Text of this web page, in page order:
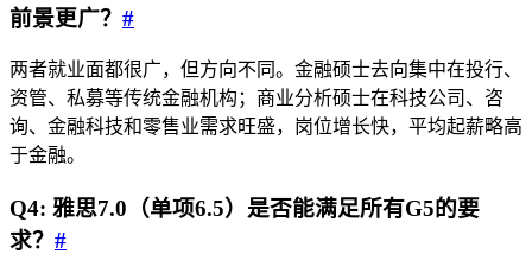
前景更广？ #
两者就业面都很广，但方向不同。金融硕士去向集中在投行、
资管、私募等传统金融机构；商业分析硕士在科技公司、咨
询、金融科技和零售业需求旺盛，岗位增长快，平均起薪略高
于金融。
Q4: 雅思7.0（单项6.5）是否能满足所有G5的要
求？ #